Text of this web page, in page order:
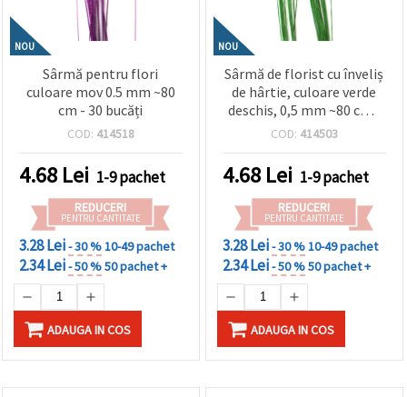
NOU
Sârmă pentru flori
culoare mov 0.5 mm ~80
cm - 30 bucăți
COD: 414518
4.68 Lei 1-9 pachet
REDUCERI
PENTRU CANTITATE
3.28 Lei- 30 %10-49 pachet
2.34 Lei- 50 %50 pachet +
ADAUGA IN COS
NOU
Sârmă de florist cu înveliș
de hârtie, culoare verde
deschis, 0,5 mm ~80 cm -
30 bucăți
COD: 414503
4.68 Lei 1-9 pachet
REDUCERI
PENTRU CANTITATE
3.28 Lei- 30 %10-49 pachet
2.34 Lei- 50 %50 pachet +
ADAUGA IN COS